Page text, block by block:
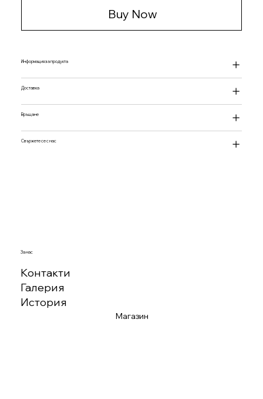
Buy Now
Информация за продукта
Доставка
Връщане
Свържете се с нас
За нас
Контакти
Галерия
История
Магазин